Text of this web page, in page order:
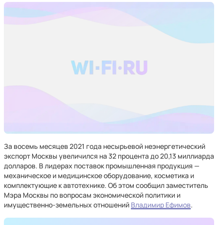
За восемь месяцев 2021 года несырьевой неэнергетический
экспорт Москвы увеличился на 32 процента до 20,13 миллиарда
долларов. В лидерах поставок промышленная продукция —
механическое и медицинское оборудование, косметика и
комплектующие к автотехнике. Об этом сообщил заместитель
Мэра Москвы по вопросам экономической политики и
имущественно-земельных отношений Владимир Ефимов.